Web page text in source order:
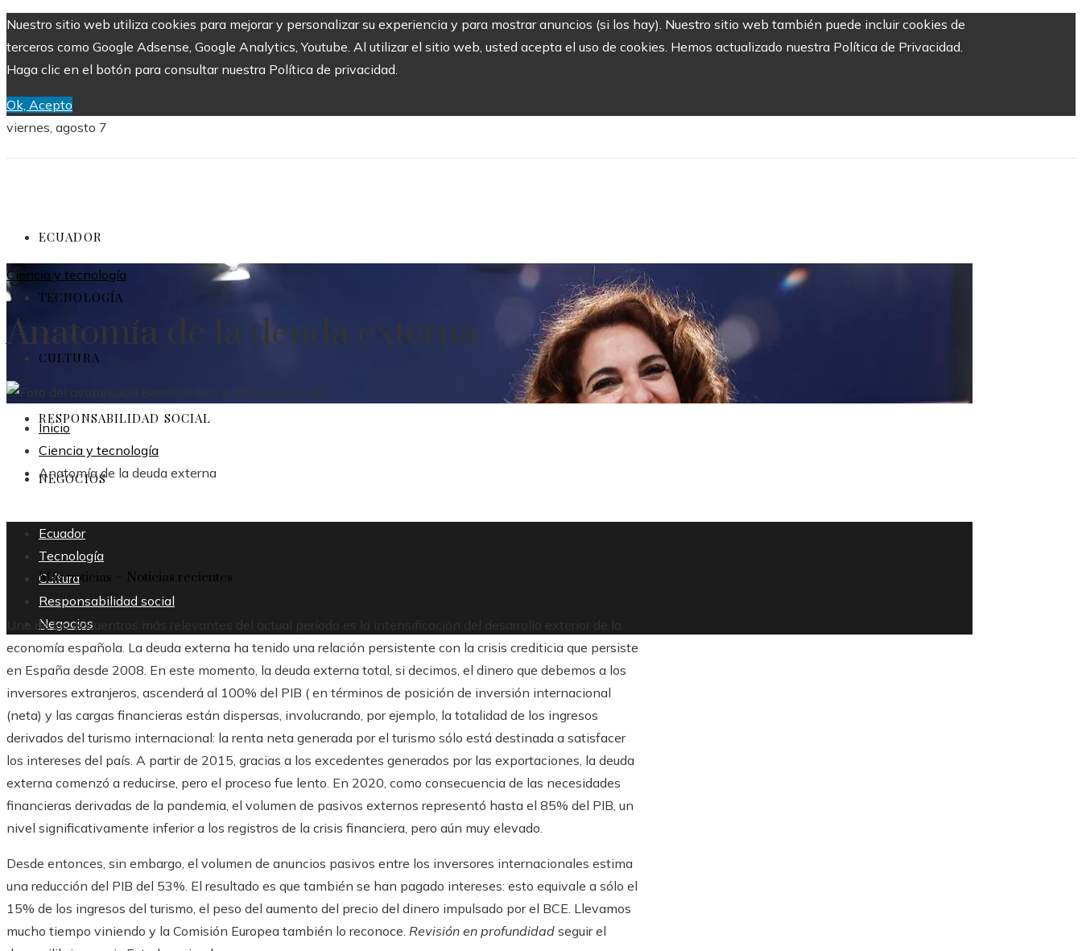
Nuestro sitio web utiliza cookies para mejorar y personalizar su experiencia y para mostrar anuncios (si los hay). Nuestro sitio web también puede incluir cookies de
terceros como Google Adsense, Google Analytics, Youtube. Al utilizar el sitio web, usted acepta el uso de cookies. Hemos actualizado nuestra Política de Privacidad.
Haga clic en el botón para consultar nuestra Política de privacidad.
Ok, Acepto
viernes, agosto 7
ECUADOR
TECNOLOGÍA
CULTURA
RESPONSABILIDAD SOCIAL
NEGOCIOS
Ecuador
Tecnología
Cultura
Responsabilidad social
Negocios
Ciencia y tecnología
Anatomía de la deuda externa
Lucía BenítezHace 2 añosHace 1 día
Inicio
Ciencia y tecnología
Anatomía de la deuda externa
Más noticias – Noticias recientes
Uno de los encuentros más relevantes del actual período es la intensificación del desarrollo exterior de la
economía española. La deuda externa ha tenido una relación persistente con la crisis crediticia que persiste
en España desde 2008. En este momento, la deuda externa total, si decimos, el dinero que debemos a los
inversores extranjeros, ascenderá al 100% del PIB ( en términos de posición de inversión internacional
(neta) y las cargas financieras están dispersas, involucrando, por ejemplo, la totalidad de los ingresos
derivados del turismo internacional: la renta neta generada por el turismo sólo está destinada a satisfacer
los intereses del país. A partir de 2015, gracias a los excedentes generados por las exportaciones, la deuda
externa comenzó a reducirse, pero el proceso fue lento. En 2020, como consecuencia de las necesidades
financieras derivadas de la pandemia, el volumen de pasivos externos representó hasta el 85% del PIB, un
nivel significativamente inferior a los registros de la crisis financiera, pero aún muy elevado.
Desde entonces, sin embargo, el volumen de anuncios pasivos entre los inversores internacionales estima
una reducción del PIB del 53%. El resultado es que también se han pagado intereses: esto equivale a sólo el
15% de los ingresos del turismo, el peso del aumento del precio del dinero impulsado por el BCE. Llevamos
mucho tiempo viniendo y la Comisión Europea también lo reconoce. Revisión en profundidad seguir el